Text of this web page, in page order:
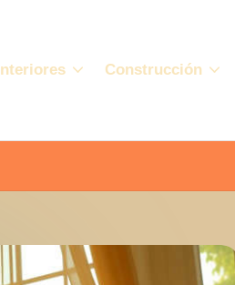
Interiores Construcción